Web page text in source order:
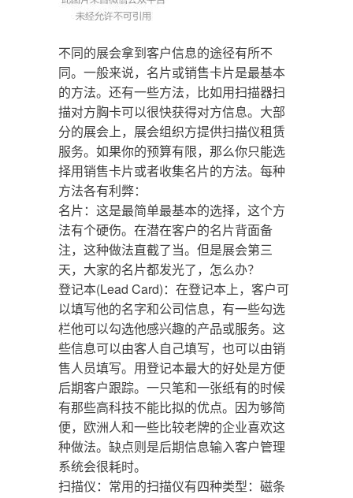
不同的展会拿到客户信息的途径有所不
同。一般来说，名片或销售卡片是最基本
的方法。还有一些方法，比如用扫描器扫
描对方胸卡可以很快获得对方信息。大部
分的展会上，展会组织方提供扫描仪租赁
服务。如果你的预算有限，那么你只能选
择用销售卡片或者收集名片的方法。每种
方法各有利弊：
名片：这是最简单最基本的选择，这个方
法有个硬伤。在潜在客户的名片背面备
注，这种做法直截了当。但是展会第三
天，大家的名片都发光了，怎么办？
登记本(Lead Card)：在登记本上，客户可
以填写他的名字和公司信息，有一些勾选
栏他可以勾选他感兴趣的产品或服务。这
些信息可以由客人自己填写，也可以由销
售人员填写。用登记本最大的好处是方便
后期客户跟踪。一只笔和一张纸有的时候
有那些高科技不能比拟的优点。因为够简
便，欧洲人和一些比较老牌的企业喜欢这
种做法。缺点则是后期信息输入客户管理
系统会很耗时。
扫描仪：常用的扫描仪有四种类型：磁条